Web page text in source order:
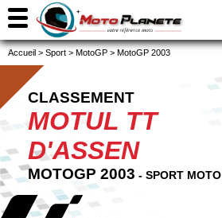
Accueil > Sport > MotoGP > MotoGP 2003
CLASSEMENT
MOTUL TT
D'ASSEN
MOTOGP 2003 - SPORT MOTO